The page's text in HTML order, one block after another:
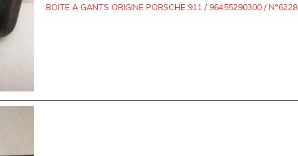
BOITE A GANTS ORIGINE PORSCHE 911 / 96455290300 / N°6228